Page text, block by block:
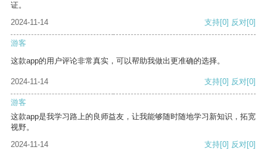
证。
2024-11-14
支持[0] 反对[0]
游客
这款app的用户评论非常真实，可以帮助我做出更准确的选择。
2024-11-14 支持[0] 反对[0]
游客
这款app是我学习路上的良师益友，让我能够随时随地学习新知识，拓宽
视野。
2024-11-14
支持[0] 反对[0]